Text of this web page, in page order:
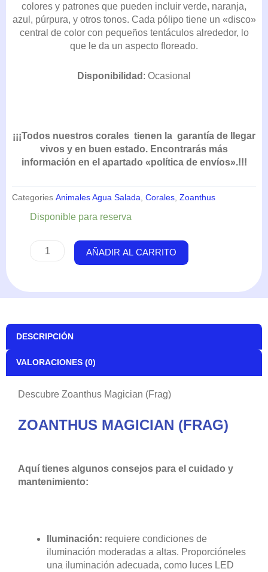
colores y patrones que pueden incluir verde, naranja,
azul, púrpura, y otros tonos. Cada pólipo tiene un «disco»
central de color con pequeños tentáculos alrededor, lo
que le da un aspecto floreado.
Disponibilidad : Ocasional
¡¡¡Todos nuestros corales tienen la garantía de llegar
vivos y en buen estado. Encontrarás más
información en el apartado «política de envíos».!!!
Categories Animales Agua Salada Corales Zoanthus
Disponible para reserva
Zoanthus
cantidad
AÑADIR AL CARRITO
DESCRIPCIÓN
VALORACIONES (0)
Descubre Zoanthus Magician (Frag)
ZOANTHUS MAGICIAN (FRAG)
Aquí tienes algunos consejos para el cuidado y
mantenimiento:
Iluminación: requiere condiciones de
iluminación moderadas a altas. Proporcióneles
una iluminación adecuada, como luces LED